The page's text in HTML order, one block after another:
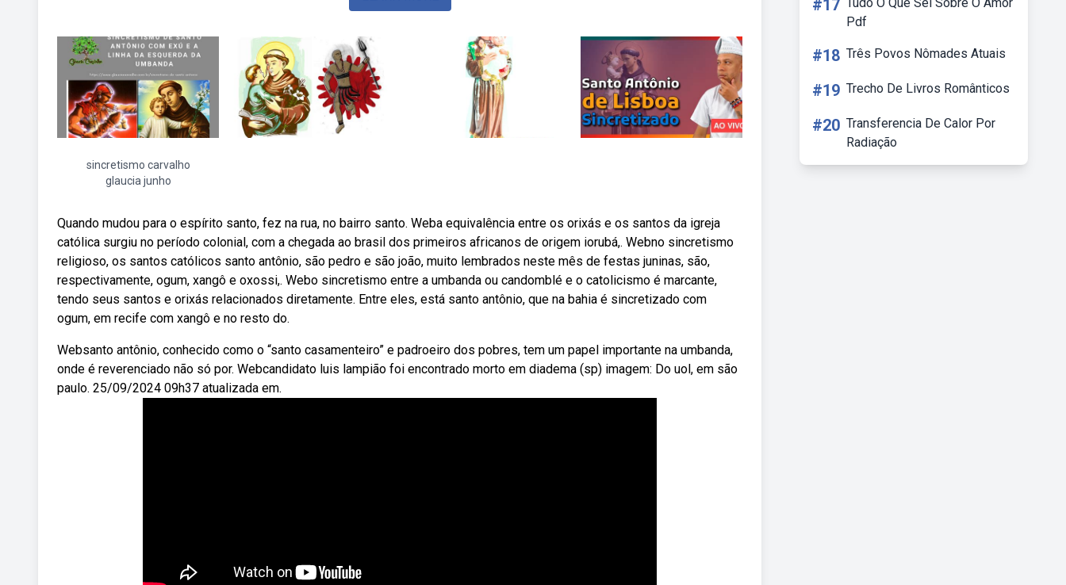
sincretismo carvalho
glaucia junho
Quando mudou para o espírito santo, fez na rua, no bairro santo. Weba equivalência entre os orixás e os santos da igreja
católica surgiu no período colonial, com a chegada ao brasil dos primeiros africanos de origem iorubá,. Webno sincretismo
religioso, os santos católicos santo antônio, são pedro e são joão, muito lembrados neste mês de festas juninas, são,
respectivamente, ogum, xangô e oxossi,. Webo sincretismo entre a umbanda ou candomblé e o catolicismo é marcante,
tendo seus santos e orixás relacionados diretamente. Entre eles, está santo antônio, que na bahia é sincretizado com
ogum, em recife com xangô e no resto do.
Websanto antônio, conhecido como o “santo casamenteiro” e padroeiro dos pobres, tem um papel importante na umbanda,
onde é reverenciado não só por. Webcandidato luis lampião foi encontrado morto em diadema (sp) imagem: Do uol, em são
paulo. 25/09/2024 09h37 atualizada em.
#17
Pdf
#18 Três Povos Nômades Atuais
#19 Trecho De Livros Românticos
#20 Transferencia De Calor Por
Radiação